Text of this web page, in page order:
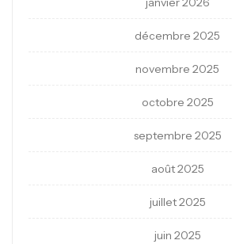
décembre 2025
novembre 2025
octobre 2025
septembre 2025
août 2025
juillet 2025
juin 2025